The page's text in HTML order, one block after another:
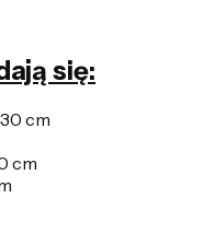
się:
cm
cm